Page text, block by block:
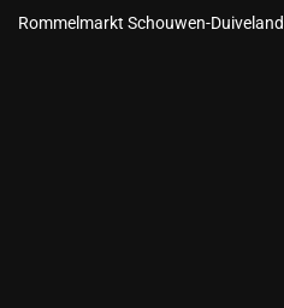
Rommelmarkt Schouwen-Duiveland